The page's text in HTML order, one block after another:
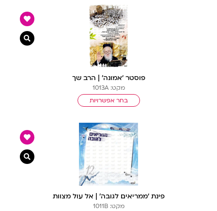
פוסטר ‘אמונה’ | הרב שך
מקט: 1013A
בחר אפשרויות
צפייה
פינת ‘ממריאים לגובה’ | אל עול מצוות
מקט: 1011B
צפייה